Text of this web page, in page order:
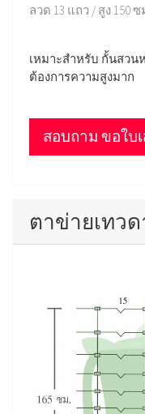
ลวด 13 แถว / สูง 150
เหมาะสำหรับ กั้นสวน
ต้องการความสูงมาก
สอบถาม ขอใบ
ตาข่ายเทวด